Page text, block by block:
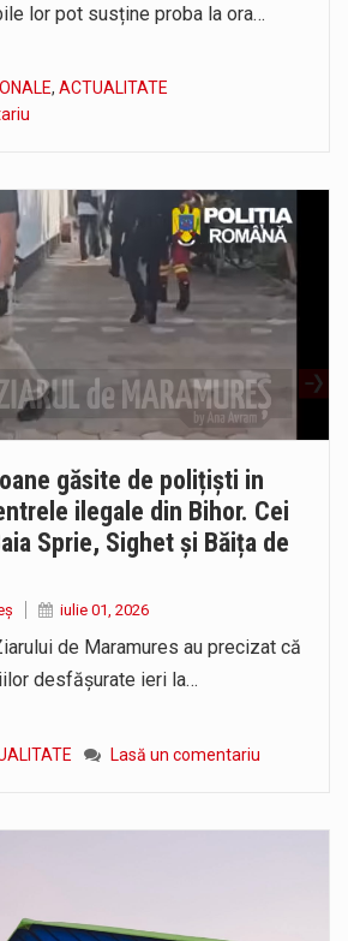
lor pot susține proba la ora…
, ACTUALITATE
găsite de polițiști in
ilegale din Bihor. Cei
Sprie, Sighet și Băița de
iulie 01, 2026
de Maramures au precizat că
desfășurate ieri la…
Lasă un comentariu